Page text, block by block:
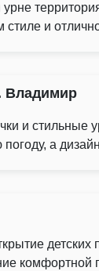
урне
стиле и
Владимир
и стильные
погоду, а дизайн
комфортной